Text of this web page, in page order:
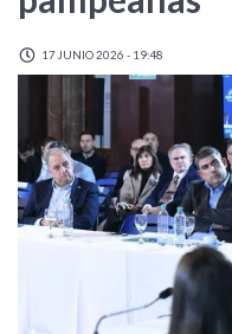
17 JUNIO 2026 - 19:48